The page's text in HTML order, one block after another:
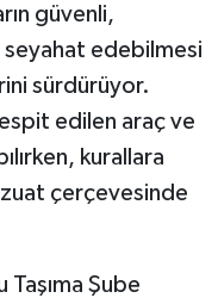
güvenli,
edebilmesi
sürdürüyor.
edilen araç ve
kurallara
çerçevesinde
Taşıma Şube